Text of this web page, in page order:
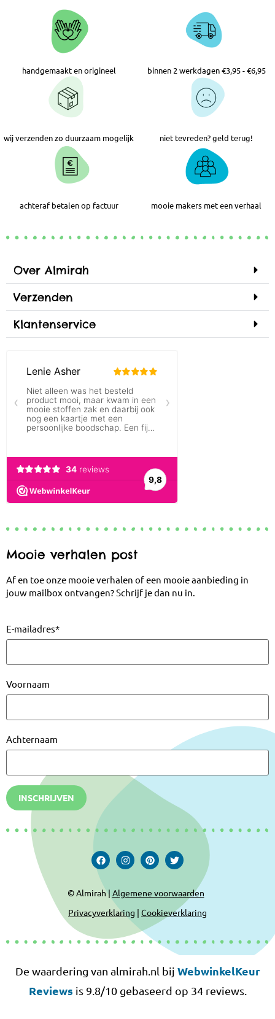
handgemaakt en origineel binnen 2 werkdagen €3,95 - €6,95
wij verzenden zo duurzaam mogelijk niet tevreden? geld terug!
achteraf betalen op factuur mooie makers met een verhaal
Over Almirah
Verzenden
Klantenservice
Mooie verhalen post
Af en toe onze mooie verhalen of een mooie aanbieding in
jouw mailbox ontvangen? Schrijf je dan nu in.
E-mailadres*
Voornaam
Achternaam
INSCHRIJVEN
© Almirah | Algemene voorwaarden
Privacyverklaring | Cookieverklaring
De waardering van almirah.nl bij WebwinkelKeur
Reviews is 9.8/10 gebaseerd op 34 reviews.